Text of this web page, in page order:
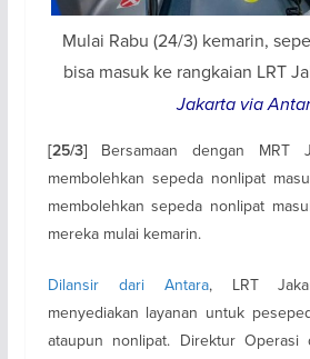
Mulai Rabu (24/3) kemarin,
bisa masuk ke rangkaian LRT
Jakarta via
[25/3] Bersamaan dengan MRT
membolehkan sepeda nonlipat
membolehkan sepeda nonlipat
mereka mulai kemarin.
Dilansir dari Antara, LRT
menyediakan layanan untuk
ataupun nonlipat. Direktur Operasi